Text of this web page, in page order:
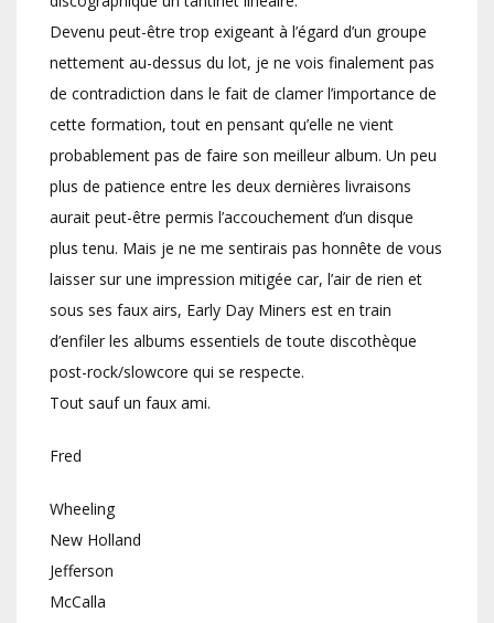
Devenu peut-être trop exigeant à l’égard d’un groupe
nettement au-dessus du lot, je ne vois finalement pas
de contradiction dans le fait de clamer l’importance de
cette formation, tout en pensant qu’elle ne vient
probablement pas de faire son meilleur album. Un peu
plus de patience entre les deux dernières livraisons
aurait peut-être permis l’accouchement d’un disque
plus tenu. Mais je ne me sentirais pas honnête de vous
laisser sur une impression mitigée car, l’air de rien et
sous ses faux airs, Early Day Miners est en train
d’enfiler les albums essentiels de toute discothèque
post-rock/slowcore qui se respecte.
Tout sauf un faux ami.
Fred
Wheeling
New Holland
Jefferson
McCalla